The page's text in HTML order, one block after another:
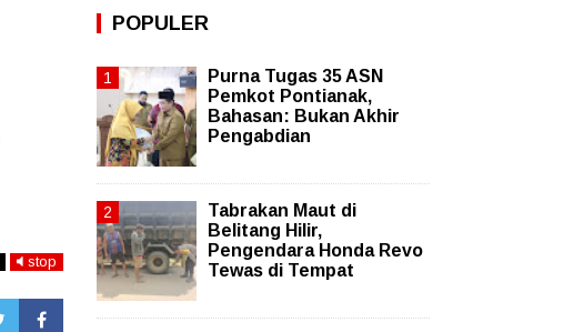
stop
POPULER
Purna Tugas 35 ASN
Pemkot Pontianak,
Bahasan: Bukan Akhir
Pengabdian
Tabrakan Maut di
Belitang Hilir,
Pengendara Honda Revo
Tewas di Tempat